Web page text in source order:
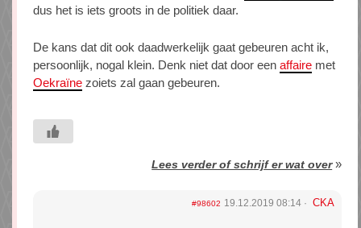
dus het is iets groots in de politiek daar.
De kans dat dit ook daadwerkelijk gaat gebeuren acht ik,
persoonlijk, nogal klein. Denk niet dat door een affaire met
Oekraïne zoiets zal gaan gebeuren.
Lees verder of schrijf er wat over»
#98602 19.12.2019 08:14 CKA